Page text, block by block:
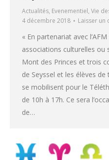
Actualités, Evenementiel, Vie
4 décembre 2018
Laisser un
« En partenariat avec
associations culturelles ou
Mont des Princes et trois
de Seyssel et les élèves de
se mobilisent pour le
de 10h à 17h. Ce sera
de…